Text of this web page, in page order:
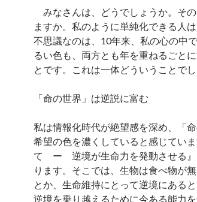
みなさんは、どうでしょうか。そ
ますか。私のように単純化できる人
不思議なのは、10年来、私の心の中
るい色も、両方とも年を重ねるごと
とです。これは一体どういうことでし
「命の世界」は逆説に富む
私は情報化時代が絶望感を深め、「
希望の色を濃くしていると感じてい
て ー 逆境が生命力を発動させる』
ります。そこでは、生物は食べ物が
とか、生命維持にとって逆境にある
逆境を乗り越えるために今ある能力